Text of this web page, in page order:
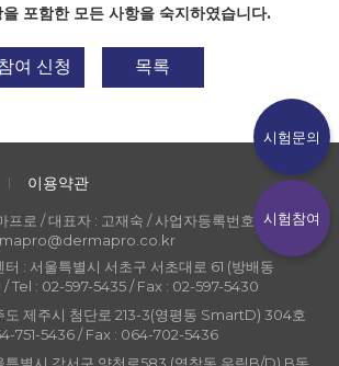
포함한 모든 사항을 숙지하였습니다.
여 신청 목록
이용약관
프로 / 대표자 : 고재숙 / 사업자등록번호 : 107-86-
터 : 서울특별시 서초구 서초대로 61 (방배동
Tel : 02-597-5435 / Fax : 02-597-5430
도 제주시 첨단로 213-3(영평동 SmartD) 304호
751-5436 / Fax : 064-702-5436
시험문의
시험참여